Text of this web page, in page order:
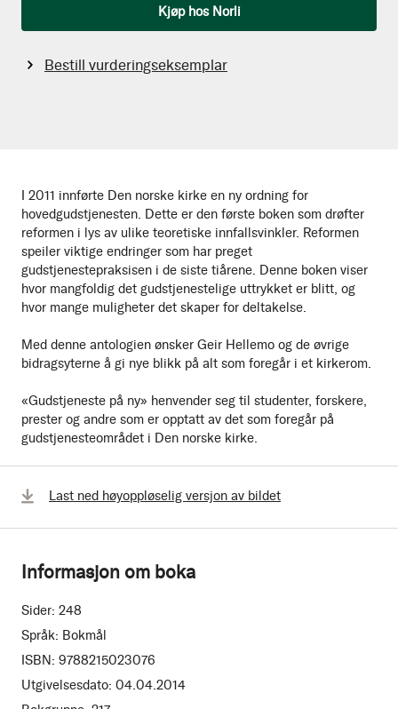
I 2011 innførte Den norske kirke en ny ordning for
hovedgudstjenesten. Dette er den første boken som drøfter
reformen i lys av ulike teoretiske innfallsvinkler. Reformen
speiler viktige endringer som har preget
gudstjenestepraksisen i de siste tiårene. Denne boken viser
hvor mangfoldig det gudstjenestelige uttrykket er blitt, og
hvor mange muligheter det skaper for deltakelse.
Med denne antologien ønsker Geir Hellemo og de øvrige
bidragsyterne å gi nye blikk på alt som foregår i et kirkerom.
«Gudstjeneste på ny» henvender seg til studenter, forskere,
prester og andre som er opptatt av det som foregår på
gudstjenesteområdet i Den norske kirke.
Kjøp hos Norli
Bestill vurderingseksemplar
Last ned høyoppløselig versjon av bildet
Informasjon om boka
Sider: 248
Språk: Bokmål
ISBN: 9788215023076
Utgivelsesdato: 04.04.2014